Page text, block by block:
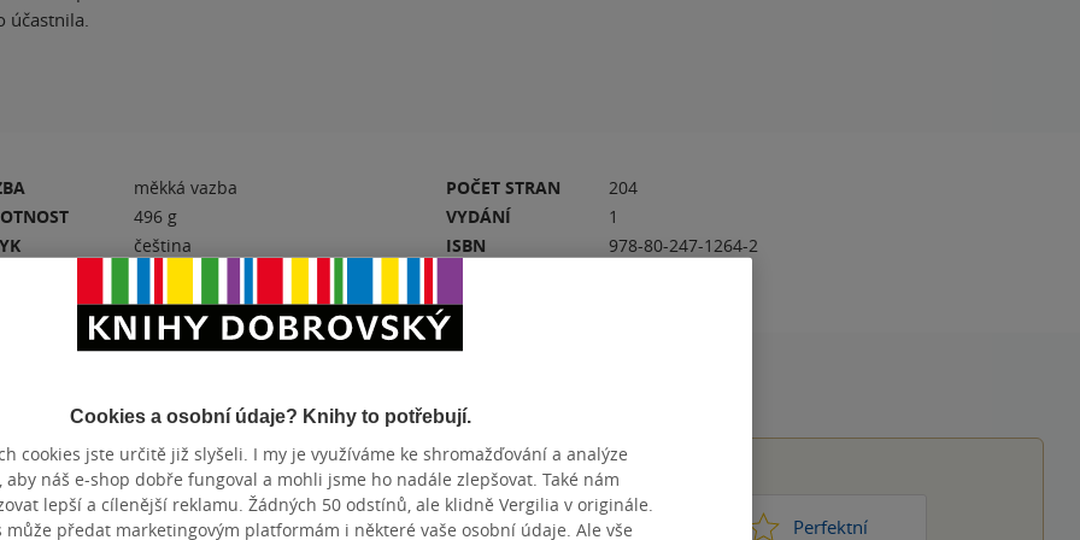
účastnila.
měkká vazba
496 g
čeština
POČET STRAN
204
VYDÁNÍ
1
ISBN
978-80-247-1264-2
PŘIDEJTE SVÉ HODNOCENÍ KNIHY
Hodnocení našich knihkupců: 0.0 z 5 Nic moc 1 Perfektní
Cookies a osobní údaje? Knihy to potřebují.
cookies jste určitě již slyšeli. I my je využíváme ke shromažďování a analýze
aby náš e-shop dobře fungoval a mohli jsme ho nadále zlepšovat. Také nám
lepší a cílenější reklamu. Žádných 50 odstínů, ale klidně Vergilia v originále.
může předat marketingovým platformám i některé vaše osobní údaje. Ale vše